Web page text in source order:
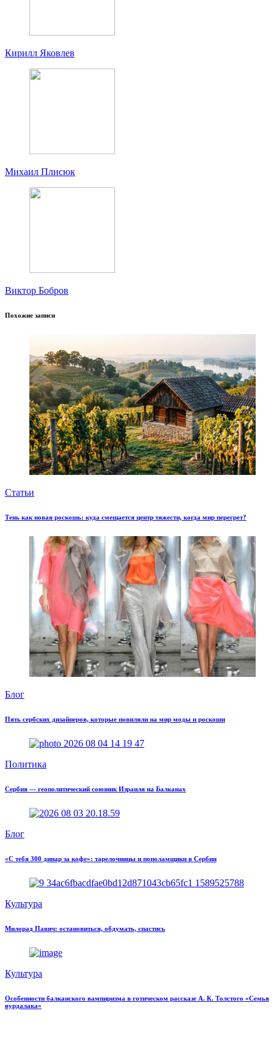
Кирилл Яковлев
Михаил Плисюк
Виктор Бобров
Похожие записи
Статьи
Тень как новая роскошь: куда смещается центр тяжести, когда мир перегрет?
Блог
Пять сербских дизайнеров, которые повиляли на мир моды и роскоши
Политика
Сербия — геополитический союзник Израиля на Балканах
Блог
«С тебя 300 динар за кофе»: тарелочницы и пополамщики в Сербии
Культура
Милорад Павич: остановиться, обдумать, спастись
Культура
Особенности балканского вампиризма в готическом рассказе А. К. Толстого «Семья
вурдалака»